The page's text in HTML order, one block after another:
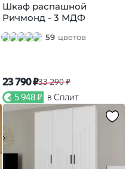
Шкаф распашной
Ричмонд - 3 МДФ
59 цветов
23 790 ₽33 290 ₽
5 948 ₽ в Сплит